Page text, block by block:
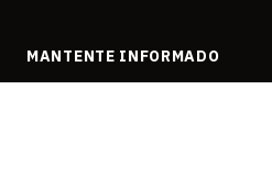
MANTENTE INFORMADO